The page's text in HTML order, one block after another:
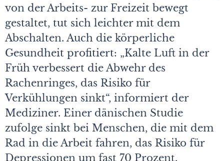
von der Arbeits- zur Freizeit bewegt
gestaltet, tut sich leichter mit dem
Abschalten. Auch die körperliche
Gesundheit profitiert: „Kalte Luft in der
Früh verbessert die Abwehr des
Rachenringes, das Risiko für
Verkühlungen sinkt“, informiert der
Mediziner. Einer dänischen Studie
zufolge sinkt bei Menschen, die mit dem
Rad in die Arbeit fahren, das Risiko für
Depressionen um fast 70 Prozent.